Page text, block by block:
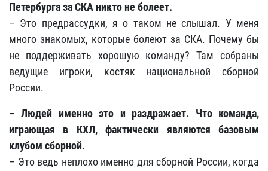
Петербурга за СКА никто не болеет.
– Это предрассудки, я о таком не слышал. У меня
много знакомых, которые болеют за СКА. Почему бы
не поддерживать хорошую команду? Там собраны
ведущие игроки, костяк национальной сборной
России.
– Людей именно это и раздражает. Что команда,
играющая в КХЛ, фактически являются базовым
клубом сборной.
– Это ведь неплохо именно для сборной России, когда